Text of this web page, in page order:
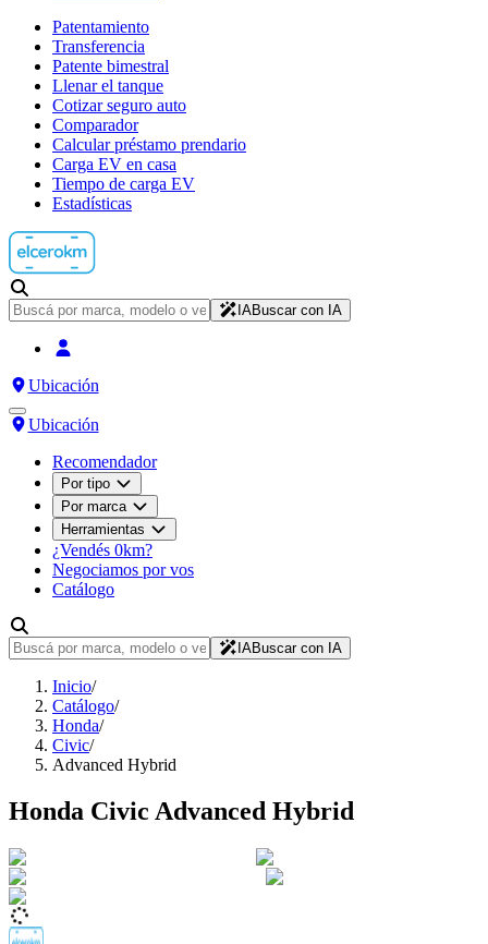
Patentamiento
Transferencia
Patente bimestral
Llenar el tanque
Cotizar seguro auto
Comparador
Calcular préstamo prendario
Carga EV en casa
Tiempo de carga EV
Estadísticas
IABuscar con IA
Ubicación
Ubicación
Recomendador
Por tipo
Por marca
Herramientas
¿Vendés 0km?
Negociamos por vos
Catálogo
IABuscar con IA
Inicio/
Catálogo/
Honda/
Civic/
Advanced Hybrid
Honda Civic Advanced Hybrid